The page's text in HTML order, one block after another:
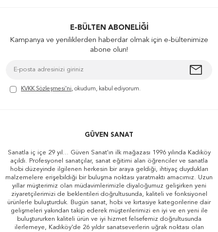
E-BÜLTEN ABONELIĞI
Kampanya ve yeniliklerden haberdar olmak için e-bültenimize
abone olun!
KVKK Sözleşmesi'ni, okudum, kabul ediyorum.
GÜVEN SANAT
Sanatla iç içe 29 yıl... Güven Sanat'ın ilk mağazası 1996 yılında Kadıköy
açıldı. Profesyonel sanatçılar, sanat eğitimi alan öğrenciler ve sanatla
hobi düzeyinde ilgilenen herkesin bir araya geldiği, ihtiyaç duydukları
malzemelere erişebildiği bir buluşma noktası yaratmaktı amacımız. Uzun
yıllar müşterimiz olan müdavimlerimizle diyaloğumuz gelişirken yeni
ziyaretçilerimizi de beklentileri doğrultusunda, kaliteli ve fonksiyonel
ürünlerle buluşturduk. Bugün sanat, hobi ve kırtasiye kategorilerine dair
gelişmeleri yakından takip ederek müşterilerimizi en iyi ve en yeni ile
buluştururken kaliteli ürün ve iyi hizmet felsefemiz doğrultusunda
ilerlemeye, Kadıköy'de 26 yıldır sanatseverlerin uğrak noktası olan